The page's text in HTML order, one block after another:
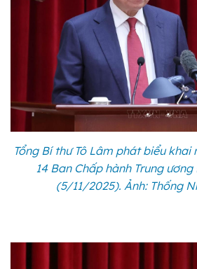
Tổng Bí thư Tô Lâm phát biểu
14 Ban Chấp hành Trung
(5/11/2025). Ảnh: Thống